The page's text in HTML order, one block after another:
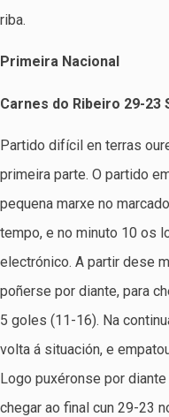
riba.
Primeira Nacional
Carnes do Ribeiro 29-23
Partido difícil en terras
primeira parte. O partido
pequena marxe no
tempo, e no minuto 10 os
electrónico. A partir dese
poñerse por diante, para
5 goles (11-16). Na
volta á situación, e
Logo puxéronse por
chegar ao final cun 29-23